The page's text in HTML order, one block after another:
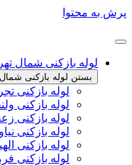
پرش به محتوا
لوله بازکنی شمال
بستن لوله بازکنی
لوله بازکنی
لوله بازکنی
لوله بازکنی
لوله بازکنی
لوله بازکنی
لوله بازکنی